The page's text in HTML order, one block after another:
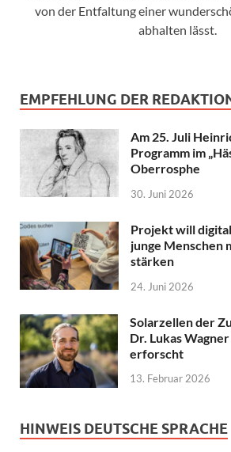
von der Entfaltung einer
abhalten lässt.
EMPFEHLUNG DER
Am 25. Juli
Programm im
Oberrosphe
30. Juni 2026
Projekt will
junge Menschen
stärken
24. Juni 2026
Solarzellen der
Dr. Lukas
erforscht
13. Februar 2026
HINWEIS DEUTSCHE SPRACHE